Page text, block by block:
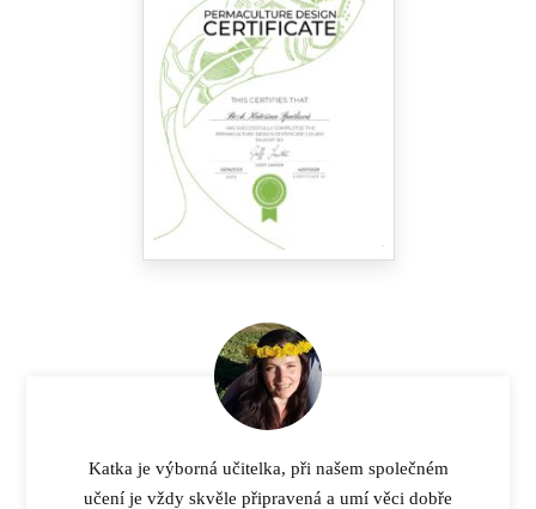
Katka je výborná učitelka, při našem společném
učení je vždy skvěle připravená a umí věci dobře